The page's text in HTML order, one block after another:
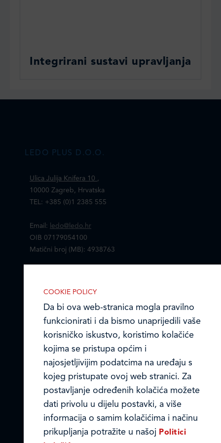
Integrirani sustavi upravljanja
LEDO PLUS D.O.O.
Ulica Julija Knifera 10
10000 Zagreb, Hrvatska
TEL: +385 (0)1 2385 555
Email:
ledo@ledo.hr
OIB 07179054100
Matični broj (MB): 4938763
Ledo u inozemstvu
Online formular
Obavijest o Privatnosti i Kolačići
Privacy notice and Cookies
© LEDO plus d.o.o. 2026.
COOKIE POLICY
Da bi ova web-stranica mogla pravilno
funkcionirati i da bismo unaprijedili vaše
korisničko iskustvo, koristimo kolačiće
kojima se pristupa općim i
najosjetljivijim podatcima na uređaju s
kojeg pristupate ovoj web stranici. Za
postavljanje određenih kolačića možete
dati privolu u dijelu postavki, a više
informacija o samim kolačićima i načinu
prikupljanja potražite u našoj Politici
IZABERITE KOLAČIĆE NA STRANICI
Omogućite ili onemogućite web-
stranici upotrebu funkcionalnih i/ili
reklamnih kolačića opisanih u nastavku: